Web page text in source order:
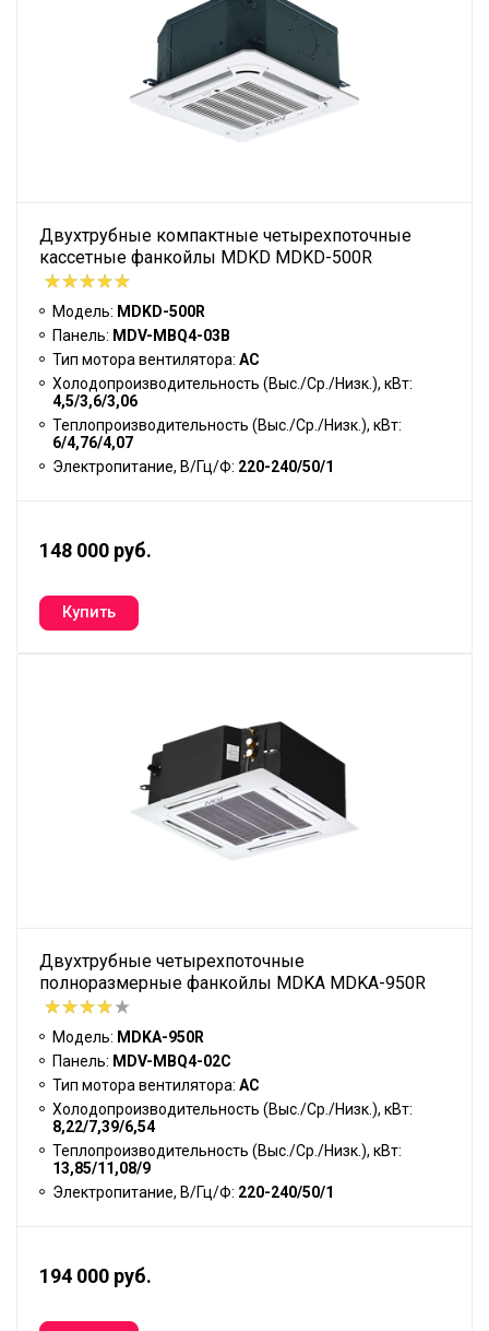
Двухтрубные компактные четырехпоточные
кассетные фанкойлы MDKD MDKD-500R
Модель: MDKD-500R
Панель: MDV-MBQ4-03B
Тип мотора вентилятора: АС
Холодопроизводительность (Выс./Ср./Низк.), кВт:
4,5/3,6/3,06
Теплопроизводительность (Выс./Ср./Низк.), кВт:
6/4,76/4,07
Электропитание, В/Гц/Ф: 220-240/50/1
148 000 руб.
Двухтрубные четырехпоточные
полноразмерные фанкойлы MDKA MDKA-950R
Модель: MDKA-950R
Панель: MDV-MBQ4-02C
Тип мотора вентилятора: АС
Холодопроизводительность (Выс./Ср./Низк.), кВт:
8,22/7,39/6,54
Теплопроизводительность (Выс./Ср./Низк.), кВт:
13,85/11,08/9
Электропитание, В/Гц/Ф: 220-240/50/1
194 000 руб.